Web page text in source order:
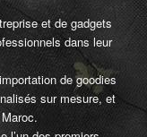
et de gadgets
dans leur
de goodies
sur mesure, et